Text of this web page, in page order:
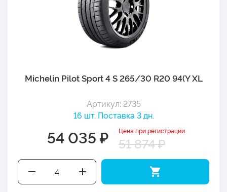
Michelin Pilot Sport 4 S 265/30 R20 94(Y XL
Артикул: 2735
16 шт. Поставка 3 дн.
54 035 ₽ Цена при регистрации
51 874 ₽